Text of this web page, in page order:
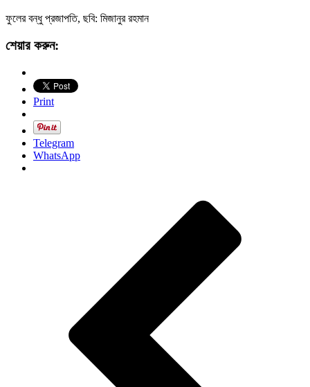
ফুলের বন্ধু প্রজাপতি, ছবি: মিজানুর রহমান
শেয়ার করুন:
Print
Telegram
WhatsApp